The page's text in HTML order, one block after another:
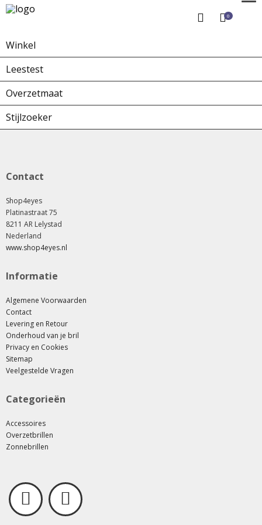
0
Winkel
Leestest
Overzetmaat
Stijlzoeker
Home Winkel
Contact
Shop4eyes
Platinastraat 75
8211 AR Lelystad
Nederland
www.shop4eyes.nl
Informatie
Algemene Voorwaarden
Contact
Levering en Retour
Onderhoud van je bril
Privacy en Cookies
Sitemap
Veelgestelde Vragen
Categorieën
Accessoires
Overzetbrillen
Zonnebrillen